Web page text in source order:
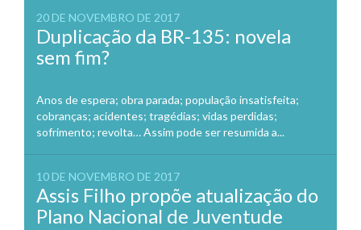
20 DE NOVEMBRO DE 2017
Duplicação da BR-135: novela
sem fim?
Anos de espera; obra parada; população insatisfeita;
cobranças; acidentes; tragédias; vidas perdidas;
sofrimento; revolta… Assim pode ser resumida a...
10 DE NOVEMBRO DE 2017
Assis Filho propõe atualização do
Plano Nacional de Juventude